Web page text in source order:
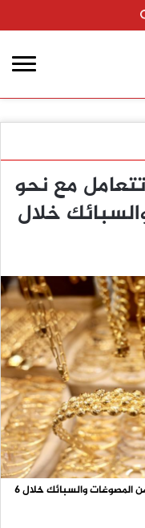
مع نحو
خلال
المواصفات والمقاييس تتعامل مع نحو 62 طنا من المصوغات والسبائك خلال 6